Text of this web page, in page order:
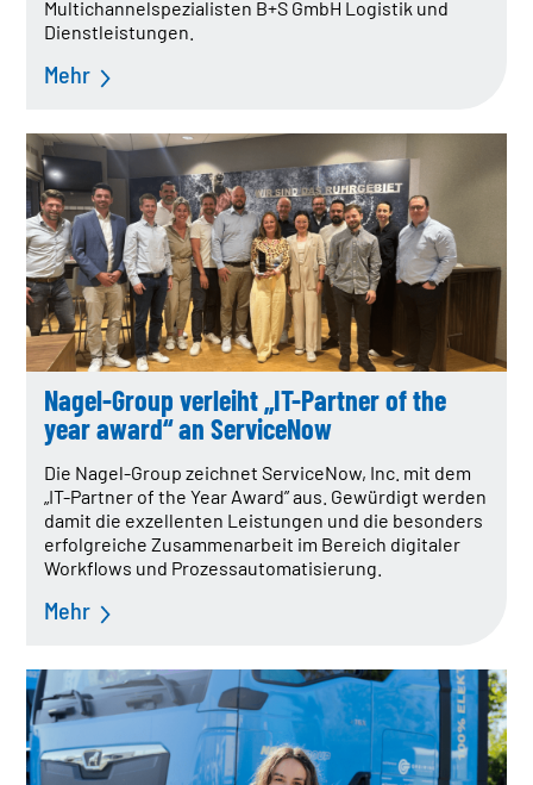
Multichannelspezialisten B+S GmbH Logistik und
Dienstleistungen.
Mehr
Nagel-Group verleiht „IT-Partner of the
year award“ an ServiceNow
Die Nagel-Group zeichnet ServiceNow, Inc. mit dem
„IT-Partner of the Year Award” aus. Gewürdigt werden
damit die exzellenten Leistungen und die besonders
erfolgreiche Zusammenarbeit im Bereich digitaler
Workflows und Prozessautomatisierung.
Mehr